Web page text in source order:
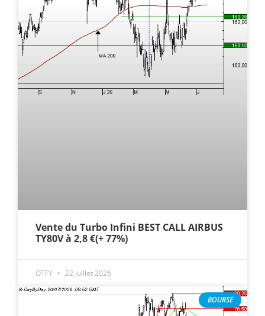
Vente du Turbo Infini BEST CALL AIRBUS
TY80V à 2,8 €(+ 77%)
OTFY 22 juillet 2026
BOURSE